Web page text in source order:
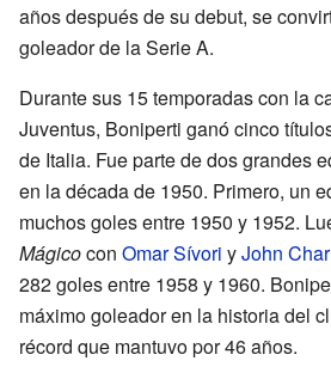
años después de su debut, se
goleador de la Serie A.
Durante sus 15 temporadas con la
Juventus, Boniperti ganó cinco
de Italia. Fue parte de dos grandes
en la década de 1950. Primero, un
muchos goles entre 1950 y 1952.
Mágicocon Omar Sívori yJohn
282 goles entre 1958 y 1960.
máximo goleador en la historia del
récord que mantuvo por 46 años.